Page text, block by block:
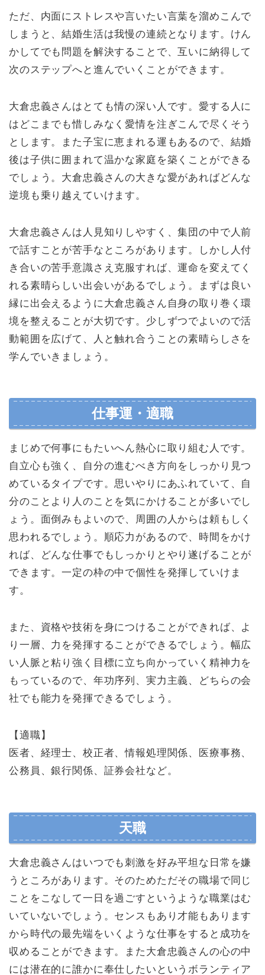
ただ、内面にストレスや言いたい言葉を溜めこんで
しまうと、結婚生活は我慢の連続となります。けん
かしてでも問題を解決することで、互いに納得して
次のステップへと進んでいくことができます。
大倉忠義さんはとても情の深い人です。愛する人に
はどこまでも惜しみなく愛情を注ぎこんで尽くそう
とします。また子宝に恵まれる運もあるので、結婚
後は子供に囲まれて温かな家庭を築くことができる
でしょう。大倉忠義さんの大きな愛があればどんな
逆境も乗り越えていけます。
大倉忠義さんは人見知りしやすく、集団の中で人前
で話すことが苦手なところがあります。しかし人付
き合いの苦手意識さえ克服すれば、運命を変えてく
れる素晴らしい出会いがあるでしょう。まずは良い
縁に出会えるように大倉忠義さん自身の取り巻く環
境を整えることが大切です。少しずつでよいので活
動範囲を広げて、人と触れ合うことの素晴らしさを
学んでいきましょう。
仕事運・適職
まじめで何事にもたいへん熱心に取り組む人です。
自立心も強く、自分の進むべき方向をしっかり見つ
めているタイプです。思いやりにあふれていて、自
分のことより人のことを気にかけることが多いでし
ょう。面倒みもよいので、周囲の人からは頼もしく
思われるでしょう。順応力があるので、時間をかけ
れば、どんな仕事でもしっかりとやり遂げることが
できます。一定の枠の中で個性を発揮していけま
す。
また、資格や技術を身につけることができれば、よ
り一層、力を発揮することができるでしょう。幅広
い人脈と粘り強く目標に立ち向かっていく精神力を
もっているので、年功序列、実力主義、どちらの会
社でも能力を発揮できるでしょう。
【適職】
医者、経理士、校正者、情報処理関係、医療事務、
公務員、銀行関係、証券会社など。
天職
大倉忠義さんはいつでも刺激を好み平坦な日常を嫌
うところがあります。そのためただその職場で同じ
ことをこなして一日を過ごすというような職業はむ
いていないでしょう。センスもあり才能もあります
から時代の最先端をいくような仕事をすると成功を
収めることができます。また大倉忠義さんの心の中
には潜在的に誰かに奉仕したいというボランティア